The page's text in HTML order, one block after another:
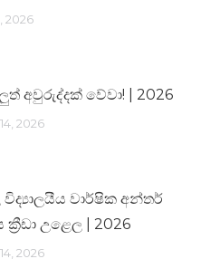
2026
අවුරුද්දක් වේවා! | 2026
2026
විද්‍යාලයීය වාර්ෂික අන්තර්
ක්‍රීඩා උළෙල | 2026
2026